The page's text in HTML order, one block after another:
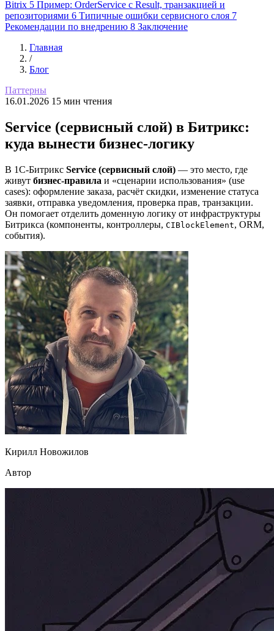
Bitrix 5 Пример: OrderService с Result, транзакцией и
репозиториями 6 Типичные ошибки сервисного слоя 7
Рекомендации по внедрению 8 Заключение
Главная
/
Блог
Паттерны
16.01.2026 15 мин чтения
Service (сервисный слой) в Битрикс:
куда вынести бизнес-логику
В 1С‑Битрикс Service (сервисный слой) — это место, где
живут бизнес‑правила и «сценарии использования» (use
cases): оформление заказа, расчёт скидки, изменение статуса
заявки, отправка уведомления, проверка прав, транзакции.
Он помогает отделить доменную логику от инфраструктуры
Битрикса (компоненты, контроллеры, CIBlockElement, ORM,
события).
Кирилл Новожилов
Автор